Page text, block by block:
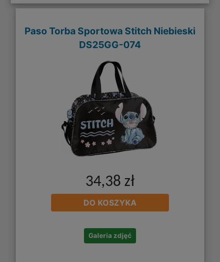
Paso Torba Sportowa Stitch Niebieski
DS25GG-074
34,38 zł
DO KOSZYKA
Galeria zdjęć